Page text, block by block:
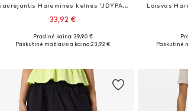
Siaurėjantis Hareminės kelnės 'JDYPALOMA'
33,92 €
Pradinė kaina: 39,90 €
Paskutinė mažiausia kaina:23,92 €
Laisvas
Paskutinė